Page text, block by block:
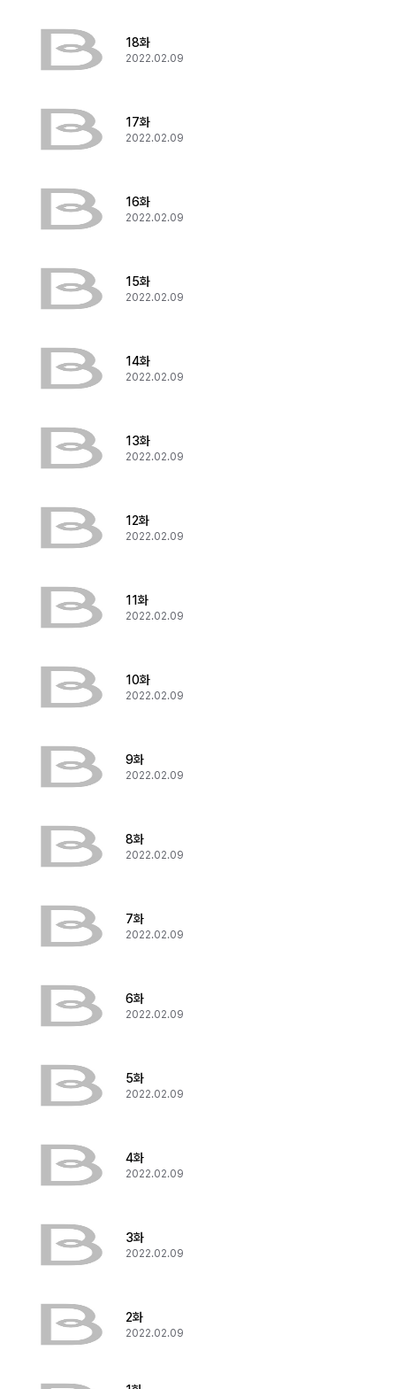
18화
2022.02.09
17화
2022.02.09
16화
2022.02.09
15화
2022.02.09
14화
2022.02.09
13화
2022.02.09
12화
2022.02.09
11화
2022.02.09
10화
2022.02.09
9화
2022.02.09
8화
2022.02.09
7화
2022.02.09
6화
2022.02.09
5화
2022.02.09
4화
2022.02.09
3화
2022.02.09
2화
2022.02.09